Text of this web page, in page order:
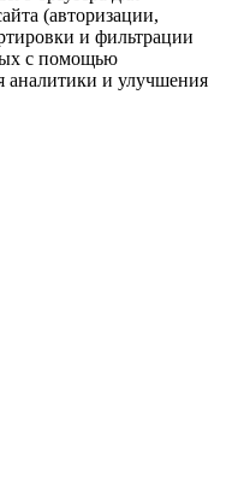
(авторизации,
и фильтрации
с помощью
аналитики и улучшения